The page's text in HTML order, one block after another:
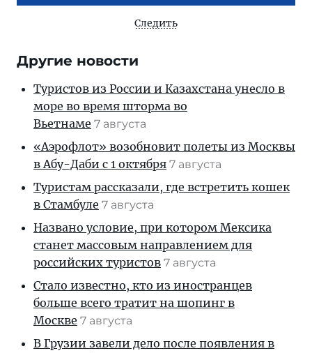
Следить
Другие новости
Туристов из России и Казахстана унесло в
море во время шторма во
Вьетнаме 7 августа
«Аэрофлот» возобновит полеты из Москвы
в Абу-Даби с 1 октября 7 августа
Туристам рассказали, где встретить кошек
в Стамбуле 7 августа
Названо условие, при котором Мексика
станет массовым направлением для
российских туристов 7 августа
Стало известно, кто из иностранцев
больше всего тратит на шопинг в
Москве 7 августа
В Грузии завели дело после появления в